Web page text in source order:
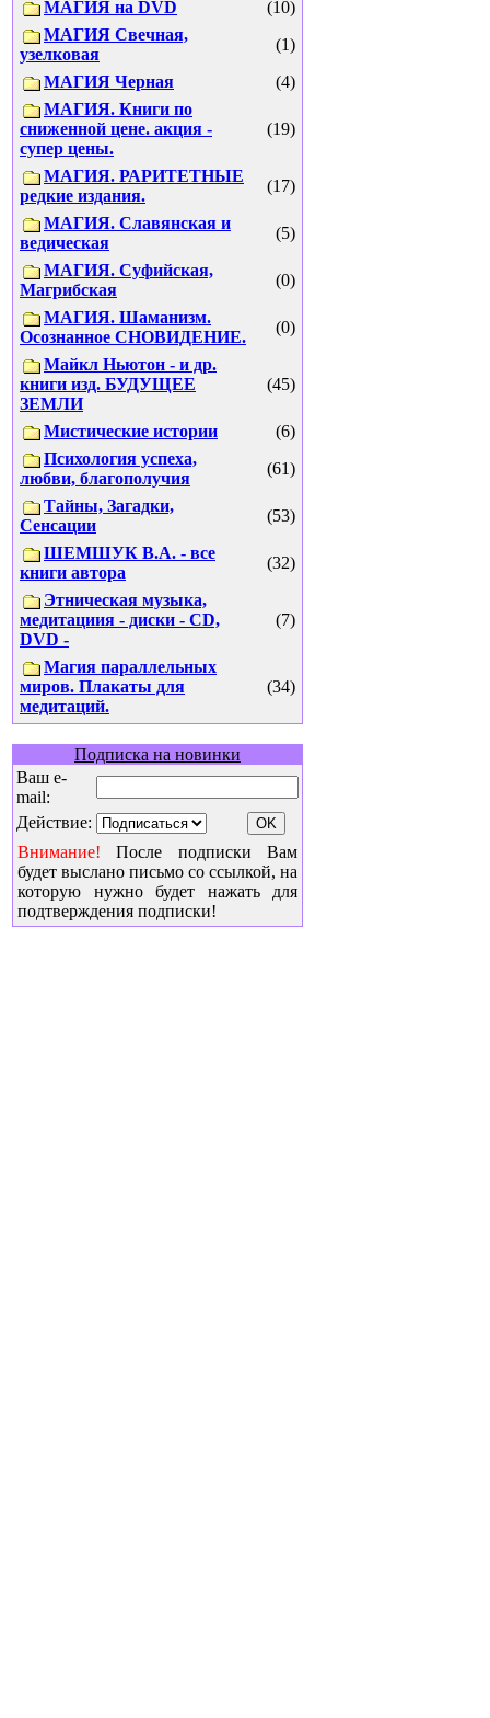
МАГИЯ на DVD
(10)
МАГИЯ Свечная,
узелковая
(1)
МАГИЯ Черная
(4)
МАГИЯ. Книги по
сниженной цене. акция -
супер цены.
(19)
МАГИЯ. РАРИТЕТНЫЕ
редкие издания.
(17)
МАГИЯ. Славянская и
ведическая
(5)
МАГИЯ. Суфийская,
Магрибская
(0)
МАГИЯ. Шаманизм.
Осознанное СНОВИДЕНИЕ.
(0)
Майкл Ньютон - и др.
книги изд. БУДУЩЕЕ
ЗЕМЛИ
(45)
Мистические истории
(6)
Психология успеха,
любви, благополучия
(61)
Тайны, Загадки,
Сенсации
(53)
ШЕМШУК В.А. - все
книги автора
(32)
Этническая музыка,
медитациия - диски - CD,
DVD -
(7)
Магия параллельных
миров. Плакаты для
медитаций.
(34)
Подписка на новинки
Ваш e-
mail:
Действие:
Внимание! После подписки Вам
будет выслано письмо со ссылкой, на
которую нужно будет нажать для
подтверждения подписки!